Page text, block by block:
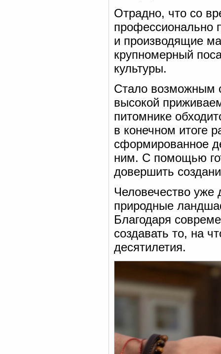
Отрадно, что со
профессионально
и производящие
крупномерный
культуры.
Стало возможным
высокой
питомнике
в конечном итоге
сформированное
ним. С помощью
довершить
Человечество уже
природные
Благодаря
создавать то, на
десятилетия.